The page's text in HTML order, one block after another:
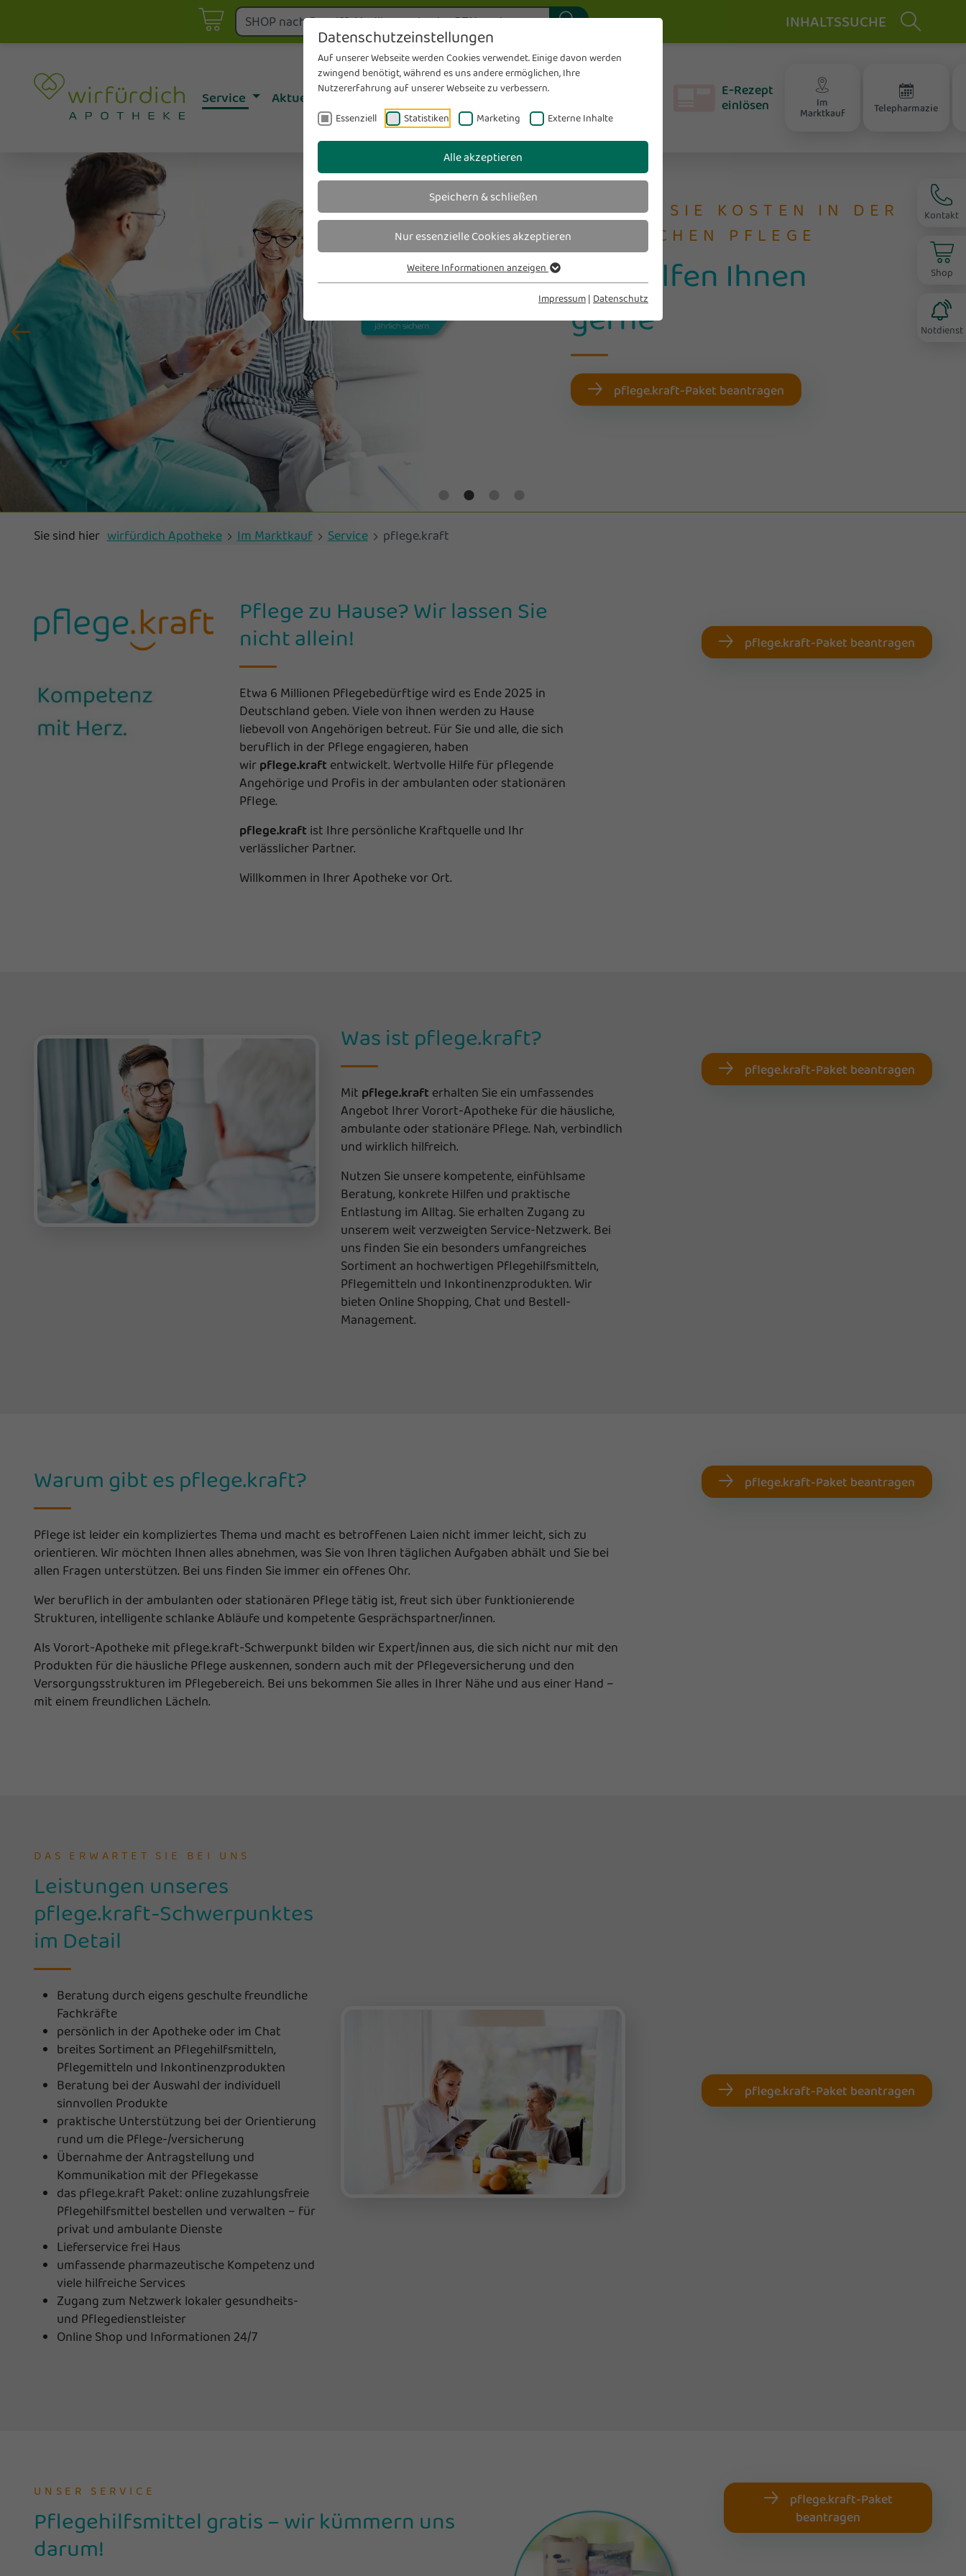
Datenschutzeinstellungen
Auf unserer Webseite werden Cookies verwendet. Einige davon werden
zwingend benötigt, während es uns andere ermöglichen, Ihre
Nutzererfahrung auf unserer Webseite zu verbessern.
Essenziell Statistiken Marketing Externe Inhalte
Alle akzeptieren
Speichern & schließen
Nur essenzielle Cookies akzeptieren
Weitere Informationen anzeigen
Impressum | Datenschutz
INHALTSSUCHE
Service
Asthma- & Allergie-Betreuung
Individuelle Rezepturen
Medela-Milchpumpenverleih
Meine Karte – Meine Gesundheit
Messen & checken
Schwangerschaft & Stillzeit
Venenfachcenter &
Aktuelles
Aktionen
fürdich Aktuell - Magazin
E-Rezept einlösen
Telepharmazie
Vortragsveranstaltung
Angebote Karriere wirfürdich
Das wirfürdich-Prinzip
Team
Pflegedienste
E‑Rezept
einlösen
Im
Marktkauf Telepharmazie
SPAREN SIE KOSTEN IN DER
HÄUSLICHEN PFLEGE
Wir helfen Ihnen
gerne
pflege.kraft-Paket beantragen
Sie sind hier wirfürdich Apotheke Im Marktkauf Service pflege.kraft
Pflege zu Hause? Wir lassen Sie
nicht allein!
Etwa 6 Millionen Pflegebedürftige wird es Ende 2025 in
Deutschland geben. Viele von ihnen werden zu Hause
liebevoll von Angehörigen betreut. Für Sie und alle, die sich
beruflich in der Pflege engagieren, haben
wirpflege.kraft entwickelt. Wertvolle Hilfe für pflegende
Angehörige und Profis in der ambulanten oder stationären
Pflege.
pflege.kraft ist Ihre persönliche Kraftquelle und Ihr
verlässlicher Partner.
Willkommen in Ihrer Apotheke vor Ort.
pflege.kraft-Paket beantragen
Was ist pflege.kraft?
Mit pflege.kraft erhalten Sie ein umfassendes
Angebot Ihrer Vorort-Apotheke für die häusliche,
ambulante oder stationäre Pflege. Nah, verbindlich
und wirklich hilfreich.
Nutzen Sie unsere kompetente, einfühlsame
Beratung, konkrete Hilfen und praktische
Entlastung im Alltag. Sie erhalten Zugang zu
unserem weit verzweigten Service-Netzwerk. Bei
uns finden Sie ein besonders umfangreiches
Sortiment an hochwertigen Pflegehilfsmitteln,
Pflegemitteln und Inkontinenzprodukten. Wir
bieten Online Shopping, Chat und Bestell-
Management.
pflege.kraft-Paket beantragen
Warum gibt es pflege.kraft?
Pflege ist leider ein kompliziertes Thema und macht es betroffenen Laien nicht immer leicht, sich zu
orientieren. Wir möchten Ihnen alles abnehmen, was Sie von Ihren täglichen Aufgaben abhält und Sie bei
allen Fragen unterstützen. Bei uns finden Sie immer ein offenes Ohr.
Wer beruflich in der ambulanten oder stationären Pflege tätig ist, freut sich über funktionierende
Strukturen, intelligente schlanke Abläufe und kompetente Gesprächspartner/innen.
Als Vorort-Apotheke mit pflege.kraft-Schwerpunkt bilden wir Expert/innen aus, die sich nicht nur mit den
Produkten für die häusliche Pflege auskennen, sondern auch mit der Pflegeversicherung und den
Versorgungsstrukturen im Pflegebereich. Bei uns bekommen Sie alles in Ihrer Nähe und aus einer Hand –
mit einem freundlichen Lächeln.
pflege.kraft-Paket beantragen
DAS ERWARTET SIE BEI UNS
Leistungen unseres
pflege.kraft-Schwerpunktes
im Detail
Beratung durch eigens geschulte freundliche
Fachkräfte
persönlich in der Apotheke oder im Chat
breites Sortiment an Pflegehilfsmitteln,
Pflegemitteln und Inkontinenzprodukten
Beratung bei der Auswahl der individuell
sinnvollen Produkte
praktische Unterstützung bei der Orientierung
rund um die Pflege-/versicherung
Übernahme der Antragstellung und
Kommunikation mit der Pflegekasse
das pflege.kraft Paket: online zuzahlungsfreie
Pflegehilfsmittel bestellen und verwalten – für
privat und ambulante Dienste
Lieferservice frei Haus
umfassende pharmazeutische Kompetenz und
viele hilfreiche Services
Zugang zum Netzwerk lokaler gesundheits-
und Pflegedienstleister
Online Shop und Informationen 24/7
pflege.kraft-Paket beantragen
UNSER SERVICE
Pflegehilfsmittel gratis – wir kümmern uns
darum!
pflege.kraft-Paket
beantragen
Kontakt
Shop
Notdienst